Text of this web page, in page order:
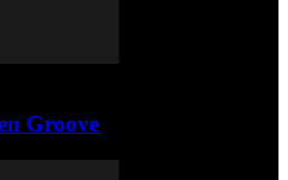
Groove